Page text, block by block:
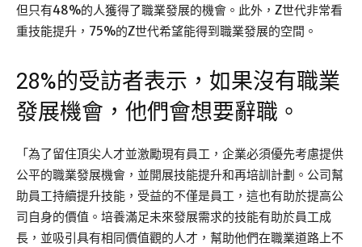
但只有48%的人獲得了職業發展的機會。此外，Z世代非常看
重技能提升，75%的Z世代希望能得到職業發展的空間。
28%的受訪者表示，如果沒有職業
發展機會，他們會想要辭職。
「為了留住頂尖人才並激勵現有員工，企業必須優先考慮提供
公平的職業發展機會，並開展技能提升和再培訓計劃。公司幫
助員工持續提升技能，受益的不僅是員工，這也有助於提高公
司自身的價值。培養滿足未來發展需求的技能有助於員工成
長，並吸引具有相同價值觀的人才，幫助他們在職業道路上不